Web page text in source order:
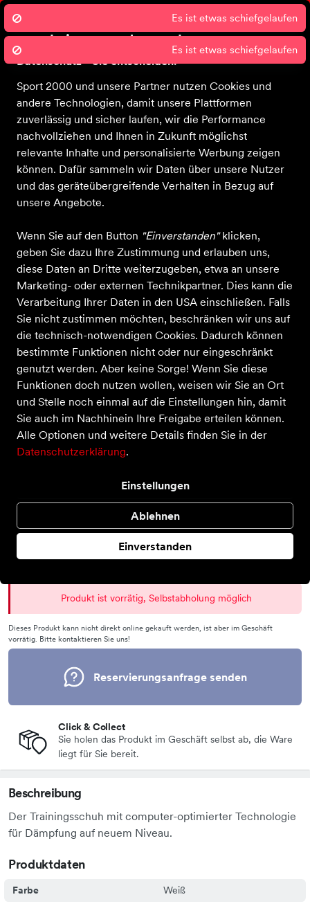
Wir nutzen Cookies um unsere Dienste
zu erbringen und zu verbessern.
Datenschutz - Sie entscheiden!
Sport 2000 und unsere Partner nutzen Cookies und
andere Technologien, damit unsere Plattformen
zuverlässig und sicher laufen, wir die Performance
nachvollziehen und Ihnen in Zukunft möglichst
relevante Inhalte und personalisierte Werbung zeigen
können. Dafür sammeln wir Daten über unsere Nutzer
und das geräteübergreifende Verhalten in Bezug auf
unsere Angebote.
Wenn Sie auf den Button "Einverstanden"klicken,
geben Sie dazu Ihre Zustimmung und erlauben uns,
diese Daten an Dritte weiterzugeben, etwa an unsere
Marketing- oder externen Technikpartner. Dies kann die
Verarbeitung Ihrer Daten in den USA einschließen. Falls
Sie nicht zustimmen möchten, beschränken wir uns auf
die technisch-notwendigen Cookies. Dadurch können
bestimmte Funktionen nicht oder nur eingeschränkt
genutzt werden. Aber keine Sorge! Wenn Sie diese
Funktionen doch nutzen wollen, weisen wir Sie an Ort
und Stelle noch einmal auf die Einstellungen hin, damit
Sie auch im Nachhinein Ihre Freigabe erteilen können.
Alle Optionen und weitere Details finden Sie in der
Datenschutzerklärung.
Einstellungen
Ablehnen
Einverstanden
Startseite Bekleidung Schuhe Ausrüstung Sale
Cloudsurfer
Preis
170,00 € inkl. MwSt.
Farbe
42 EU
44 EU 45 EU
Produkt ist vorrätig, Selbstabholung möglich
Dieses Produkt kann nicht direkt online gekauft werden, ist aber im Geschäft
vorrätig. Bitte kontaktieren Sie uns!
Reservierungsanfrage senden
Click & Collect
Sie holen das Produkt im Geschäft selbst ab, die Ware
liegt für Sie bereit.
Beschreibung
Der Trainingsschuh mit computer-optimierter Technologie
für Dämpfung auf neuem Niveau.
Produktdaten
Farbe
Weiß
Es ist etwas schiefgelaufen
Es ist etwas schiefgelaufen